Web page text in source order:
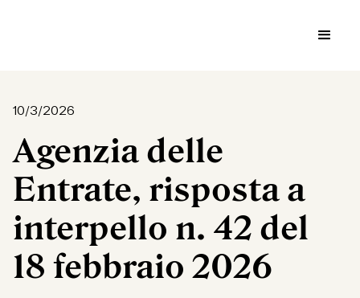
10/3/2026
Agenzia delle
Entrate, risposta a
interpello n. 42 del
18 febbraio 2026